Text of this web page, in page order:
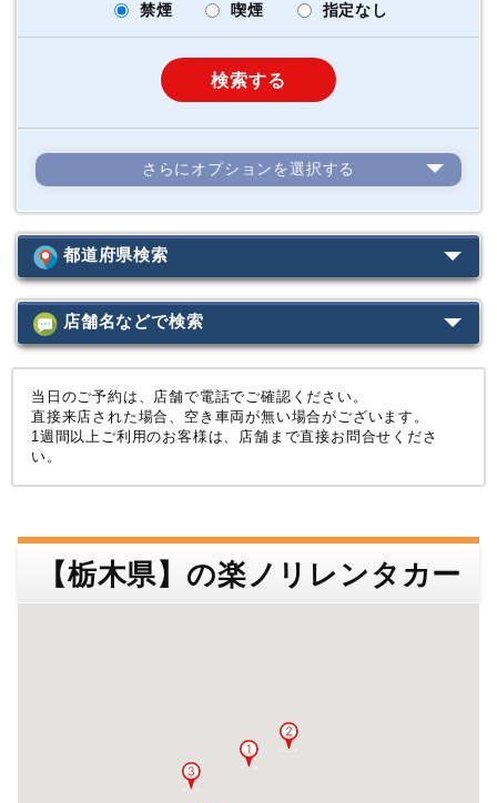
禁煙 喫煙 指定なし
検索する
さらにオプションを選択する
4WD
スタッドレス
カーナビ（店舗にて装着）
ジュニアシート
チャイルドシート
台
検索する
都道府県検索
北陸
甲信越
関東
中部
近畿
中国
沖縄
店舗名などで検索
店舗名･駅名･空港名などで検索できます。
店舗名・住所 空港名・駅名など
検索する
当日のご予約は、店舗で電話でご確認ください。
直接来店された場合、空き車両が無い場合がございます。
1週間以上ご利用のお客様は、店舗まで直接お問合せくださ
い。
【栃木県】の楽ノリレンタカー